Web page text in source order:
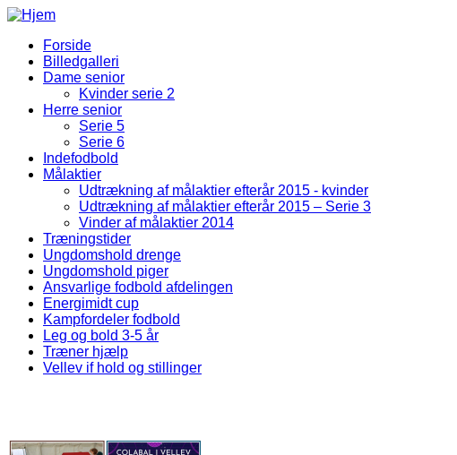
Gå til hovedindhold
Fodbold Menu
Forside
Billedgalleri
Dame senior
Kvinder serie 2
Herre senior
Serie 5
Serie 6
Indefodbold
Målaktier
Udtrækning af målaktier efterår 2015 - kvinder
Udtrækning af målaktier efterår 2015 – Serie 3
Vinder af målaktier 2014
Træningstider
Ungdomshold drenge
Ungdomshold piger
Ansvarlige fodbold afdelingen
Energimidt cup
Kampfordeler fodbold
Leg og bold 3-5 år
Træner hjælp
Vellev if hold og stillinger